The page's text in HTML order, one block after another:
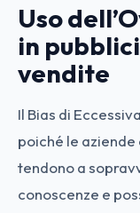
Uso
in
vendite
Il Bias di
poiché le
tendono a
conoscenze e